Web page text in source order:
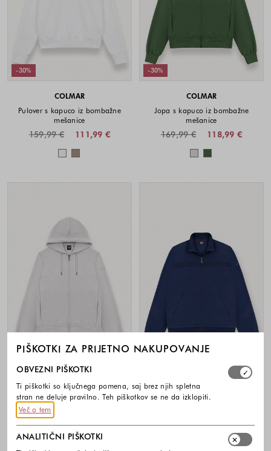
-30%
COLMAR
Pulover s kapuco iz bombažne
mešanice
111,99 €
159,99 €
Barve na voljo
-30%
COLMAR
Jopa s kapuco iz bombažne
mešanice
118,99 €
169,99 €
Barve na voljo
COLMAR
Jopa s kapuco iz bombažne
118,99 €
169,99 €
Barve na voljo
COLMAR
Jopa iz pikéja
Barve na voljo
PIŠKOTKI ZA PRIJETNO NAKUPOVANJE
Izberite, katere skupine piškotkov dovolite. Obvezni
OBVEZNI PIŠKOTKI
Ti piškotki so ključnega pomena, saj brez njih spletna
stran ne deluje pravilno. Teh piškotkov se ne da izklopiti.
Več o tem
ANALITIČNI PIŠKOTKI